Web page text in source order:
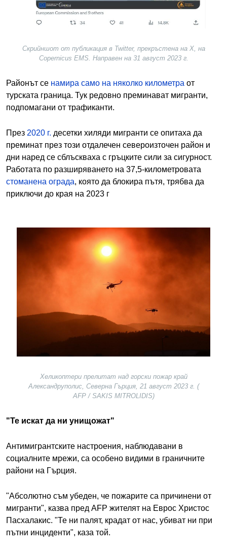
Скрийншот от публикация в Twitter, прекръстена на X, на
Copernicus EMS. Направен на 31 август 2023 г.
Районът се намира само на няколко километра от
турската граница. Тук редовно преминават мигранти,
подпомагани от трафиканти.
През 2020 г. десетки хиляди мигранти се опитаха да
преминат през този отдалечен североизточен район и
дни наред се сблъскваха с гръцките сили за сигурност.
Работата по разширяването на 37,5-километровата
стоманена ограда, която да блокира пътя, трябва да
приключи до края на 2023 г
Хеликоптери прелитат над горски пожар край
Александруполис, Северна Гърция, 21 август 2023 г. (
AFP / SAKIS MITROLIDIS)
"Те искат да ни унищожат"
Антимигрантските настроения, наблюдавани в
социалните мрежи, са особено видими в граничните
райони на Гърция.
"Абсолютно съм убеден, че пожарите са причинени от
мигранти", казва пред АFP жителят на Еврос Христос
Пасхалакис. "Те ни палят, крадат от нас, убиват ни при
пътни инциденти", каза той.